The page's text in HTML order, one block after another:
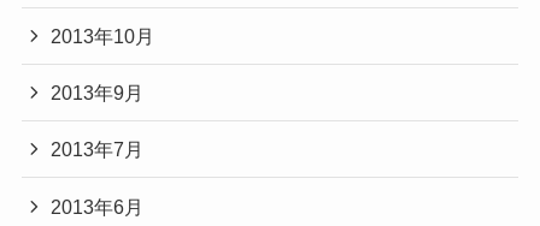
2013年10月
2013年9月
2013年7月
2013年6月